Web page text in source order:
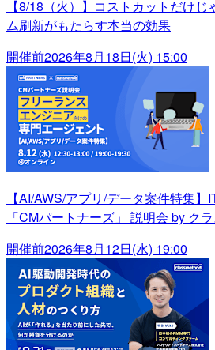
【8/18（火）】コストカットだけ
ム刷新がもたらす本当の効果
開催前2026年8月18日(火) 15:00
【AI/AWS/アプリ/データ案件特集
「CMパートナーズ」 説明会 by ク
開催前2026年8月12日(水) 19:00